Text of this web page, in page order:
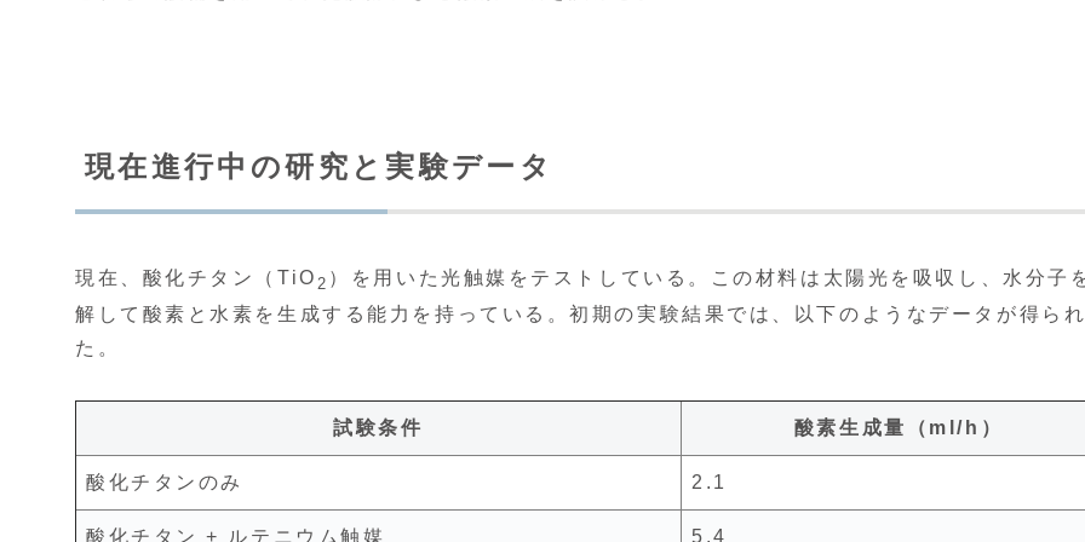
現在進行中の研究と実験データ
現在、酸化チタン（TiO 2 ）を用いた光触媒をテストしている。この材料は太陽光を吸収し、水分子
解して酸素と水素を生成する能力を持っている。初期の実験結果では、以下のようなデータが得ら
た。
試験条件 酸素生成量（ml/h）
酸化チタンのみ 2.1
酸化チタン + ルテニウム触媒 5.4